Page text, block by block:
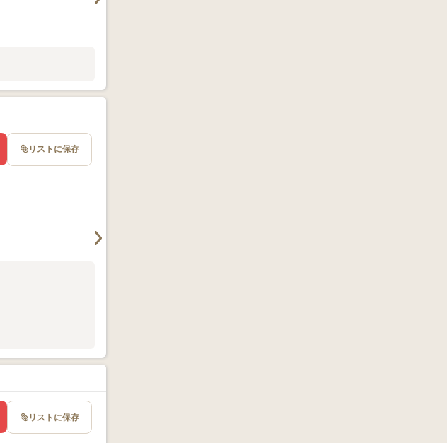
リストに保存
リストに保存